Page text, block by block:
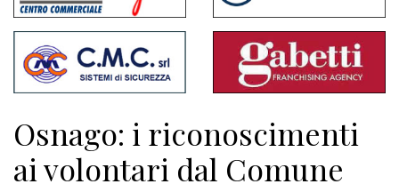
Contenuti
del
sito
Associazioni
Meteo
Osnago: i riconoscimenti
ai volontari dal Comune